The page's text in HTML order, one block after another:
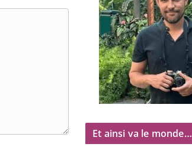
Et ainsi va le monde…